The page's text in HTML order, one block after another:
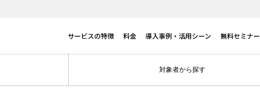
サービスの特徴 料金 導入事例・活用シーン 無料セミナー
対象者から探す